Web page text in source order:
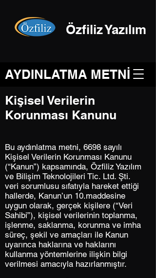
Özfiliz Yazılım
AYDINLATMA METNİ
Kişisel Verilerin
Korunması Kanunu
Bu aydınlatma metni, 6698 sayılı
Kişisel Verilerin Korunması Kanunu
(“Kanun”) kapsamında, Özfiliz Yazılım
ve Bilişim Teknolojileri Tic. Ltd. Şti.
veri sorumlusu sıfatıyla hareket ettiği
hallerde, Kanun’un 10.maddesine
uygun olarak, gerçek kişilere (“Veri
Sahibi”), kişisel verilerinin toplanma,
işlenme, saklanma, korunma ve imha
süreç, şekil ve amaçları ile Kanun
uyarınca haklarına ve haklarını
kullanma yöntemlerine ilişkin bilgi
verilmesi amacıyla hazırlanmıştır.